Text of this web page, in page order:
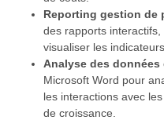
Reporting gestion de
des rapports
visualiser les
Analyse des données
Microsoft Word pour
les interactions avec
de croissance.